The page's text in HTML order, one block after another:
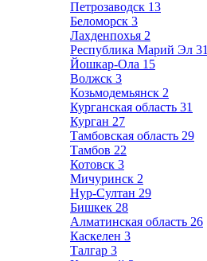
Петрозаводск 13
Беломорск 3
Лахденпохья 2
Республика Марий Эл 31
Йошкар-Ола 15
Волжск 3
Козьмодемьянск 2
Курганская область 31
Курган 27
Тамбовская область 29
Тамбов 22
Котовск 3
Мичуринск 2
Нур-Султан 29
Бишкек 28
Алматинская область 26
Каскелен 3
Талгар 3